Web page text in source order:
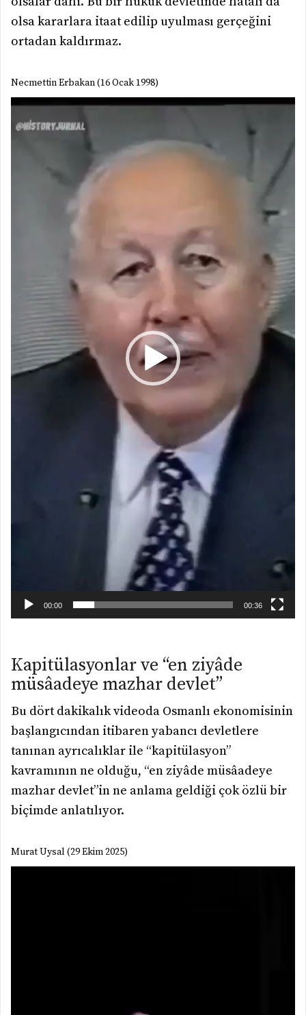
olsa kararlara itaat edilip uyulması gerçeğini
ortadan kaldırmaz.
Necmettin Erbakan (16 Ocak 1998)
Video
oynatıcı
00:00 00:36
Kapitülasyonlar ve “en ziyâde
müsâadeye mazhar devlet”
Bu dört dakikalık videoda Osmanlı ekonomisinin
başlangıcından itibaren yabancı devletlere
tanınan ayrıcalıklar ile “kapitülasyon”
kavramının ne olduğu, “en ziyâde müsâadeye
mazhar devlet”in ne anlama geldiği çok özlü bir
biçimde anlatılıyor.
Murat Uysal (29 Ekim 2025)